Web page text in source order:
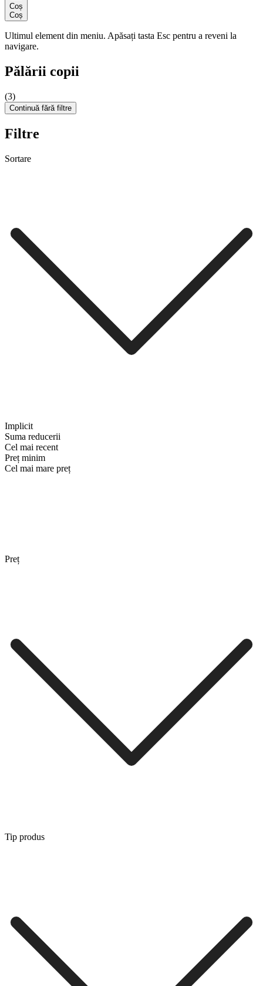
Coș
Coș
Ultimul element din meniu. Apăsați tasta Esc pentru a reveni la
navigare.
Pălării copii
(3)
Continuă fără filtre
Filtre
Sortare
Implicit
Suma reducerii
Cel mai recent
Preț minim
Cel mai mare preț
Preț
Tip produs